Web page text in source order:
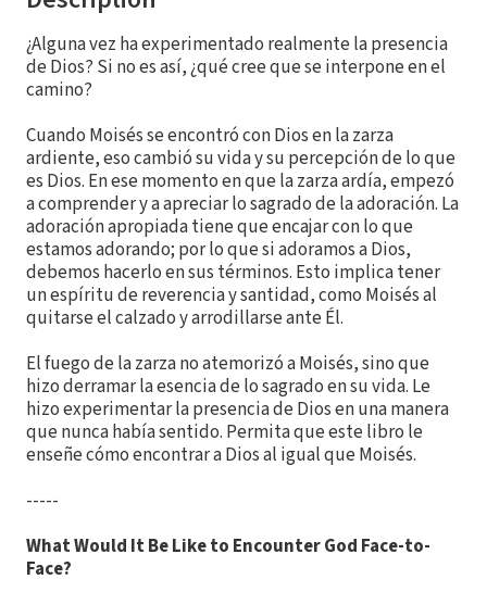
¿Alguna vez ha experimentado realmente la presencia
de Dios? Si no es así, ¿qué cree que se interpone en el
camino?
Cuando Moisés se encontró con Dios en la zarza
ardiente, eso cambió su vida y su percepción de lo que
es Dios. En ese momento en que la zarza ardía, empezó
a comprender y a apreciar lo sagrado de la adoración. La
adoración apropiada tiene que encajar con lo que
estamos adorando; por lo que si adoramos a Dios,
debemos hacerlo en sus términos. Esto implica tener
un espíritu de reverencia y santidad, como Moisés al
quitarse el calzado y arrodillarse ante Él.
El fuego de la zarza no atemorizó a Moisés, sino que
hizo derramar la esencia de lo sagrado en su vida. Le
hizo experimentar la presencia de Dios en una manera
que nunca había sentido. Permita que este libro le
enseñe cómo encontrar a Dios al igual que Moisés.
-----
What Would It Be Like to Encounter God Face-to-
Face?